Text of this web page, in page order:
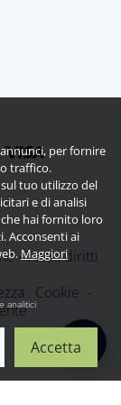
- Tutti i diritti
Cookie -
per fornire
traffico.
tuo utilizzo del
e di analisi
hai fornito loro
Acconsenti ai
Maggiori
analitici
Accetta